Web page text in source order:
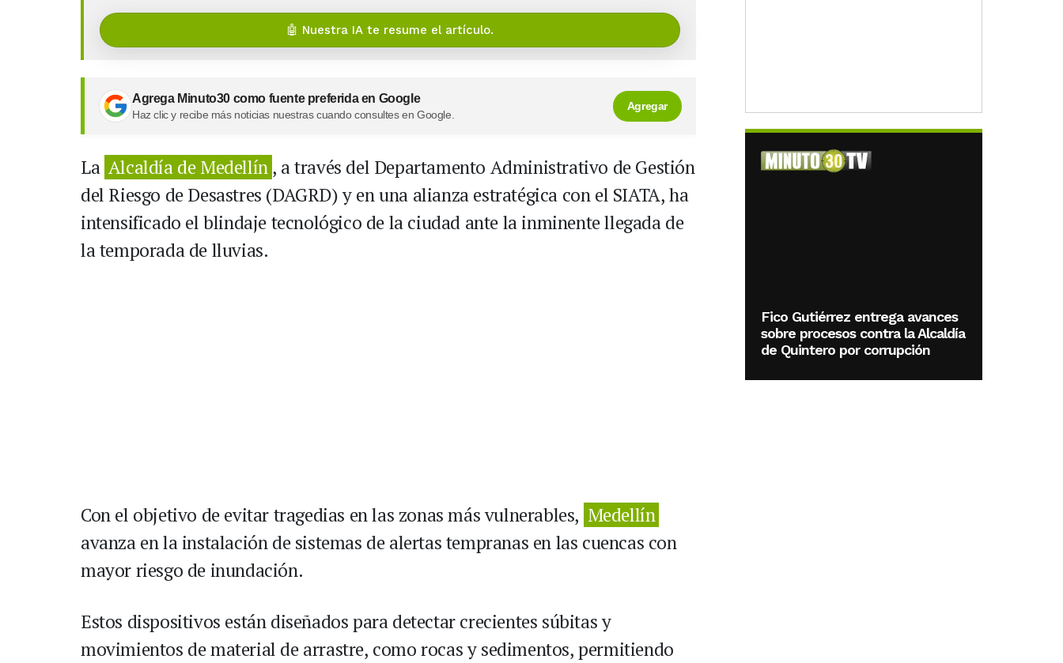
🤖 Nuestra IA te resume el artículo.
Agrega Minuto30 como fuente preferida en Google
Haz clic y recibe más noticias nuestras cuando consultes en Google.
Agregar
La Alcaldía de Medellín, a través del Departamento Administrativo de Gestión
del Riesgo de Desastres (DAGRD) y en una alianza estratégica con el SIATA, ha
intensificado el blindaje tecnológico de la ciudad ante la inminente llegada de
la temporada de lluvias.
Con el objetivo de evitar tragedias en las zonas más vulnerables, Medellín
avanza en la instalación de sistemas de alertas tempranas en las cuencas con
mayor riesgo de inundación.
Estos dispositivos están diseñados para detectar crecientes súbitas y
movimientos de material de arrastre, como rocas y sedimentos, permitiendo
Fico Gutiérrez entrega avances
sobre procesos contra la Alcaldía
de Quintero por corrupción